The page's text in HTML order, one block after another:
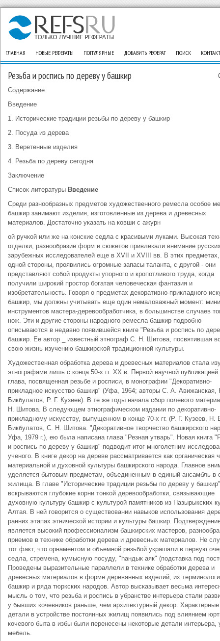
ГЛАВНАЯ НОВЫЕ РЕФЕРАТЫ ПОПУЛЯРНЫЕ ДОБАВИТЬ РЕФЕРАТ ПОИСК
Резьба и роспись по дереву у башкир
Содержание
Введение
1. Исторические традиции резьбы по дереву у башкир
2. Посуда из дерева
3. Веретенные изделия
4. Резьба по дереву сегодня
Заключение
Список литературы Введение
Среди разнообразных предметов художественного ремесла особое
башкир занимают изделия, изготовленные из дерева и древесных
материалов. Достаточно указать на ковши с ажурн
ой ручкой или же на конские седла с красивыми луками. Высокая
отделки, разнообразие форм и сюжетов привлекали внимание
зарубежных исследователей еще в XVII и XVIII вв. В этих
одной стороны, проявились огромные запасы таланта, с другой - они
представляют собой продукты упорного и кропотливого труда, когда
получили широкий простор богатая человеческая фантазия и
изобретательность. Говоря о предметах декоративно-прикладного
башкир, мы должны учитывать еще один немаловажный момент:
инструментов мастера-деревообработчика, в большинстве случаев
нож. Эти и другие стороны народного ремесла башкир подробно
описываются в недавно появившейся книге "Резьба и роспись по
башкир. Ее автор _ известный этнограф С. Н. Шитова, посвятившая
свою жизнь изучению башкирской традиционной культуры.
Художественная обработка дерева и древесных материалов стала
этнографами лишь с конца 50-х гг. XX в. Первой научной
глава, посвященная резьбе и росписи, в монографии "Декоративно-
прикладное искусство башкир" (Уфа, 1964; авторы С. А.
Бикбулатов, Р. Г. Кузеев). В те же годы начала сбор полевого
Н. Шитова. В следующем этнографическом издании по декоративно-
прикладному искусству, выпущенном в конце 70-х гг. (Р. Г. Кузеев, Н.
Бикбулатов, С. Н. Шитова. "Декоративное творчество башкирского
Уфа, 1979 г.), ею была написана глава "Резная утварь". Новая книга
и роспись по дереву у башкир" подводит итог многолетним
ученого. В книге декор на дереве рассматривается как органическая
материальной и духовной культуры башкирского народа. Главное
уделяется бытовым предметам, объединенным в единый ансамбль в
жилища. В главе "Исторические традиции резьбы по дереву у башкир"
вскрываются глубокие корни тонкой деревообработки, связывающие
духовную культуру башкир с культурой памятников из Пазырыкских
Алтая. В ней говорится о существовании навыков использования
ранних этапах этнической истории и культуры башкир.
является высокий профессионализм башкирских мастеров,
приемов в технике обработки дерева и древесных материалов. Не
тот факт, что орнаментом и объемной резьбой украшали в первую
седла, стремена, кумысную посуду, "hандык аяк" (подставка под
Проведены выразительные параллели в технике обработки дерева и
древесных материалов в форме деревянных изделий, их
башкир и ряда тюркских народов. Автор высказывает весьма
мысль о том, что резьба и роспись в убранстве интерьера стали
у бывших кочевников раньше, чем архитектурный декор. Характерные
детали в устройстве постоянных жилищ появились под влиянием
кочевого быта в избы были перенесены некоторые детали интерьера,
мебель.